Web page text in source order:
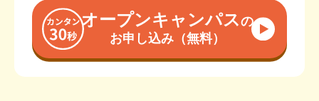
オープンキャンパスの
お申し込み（無料）